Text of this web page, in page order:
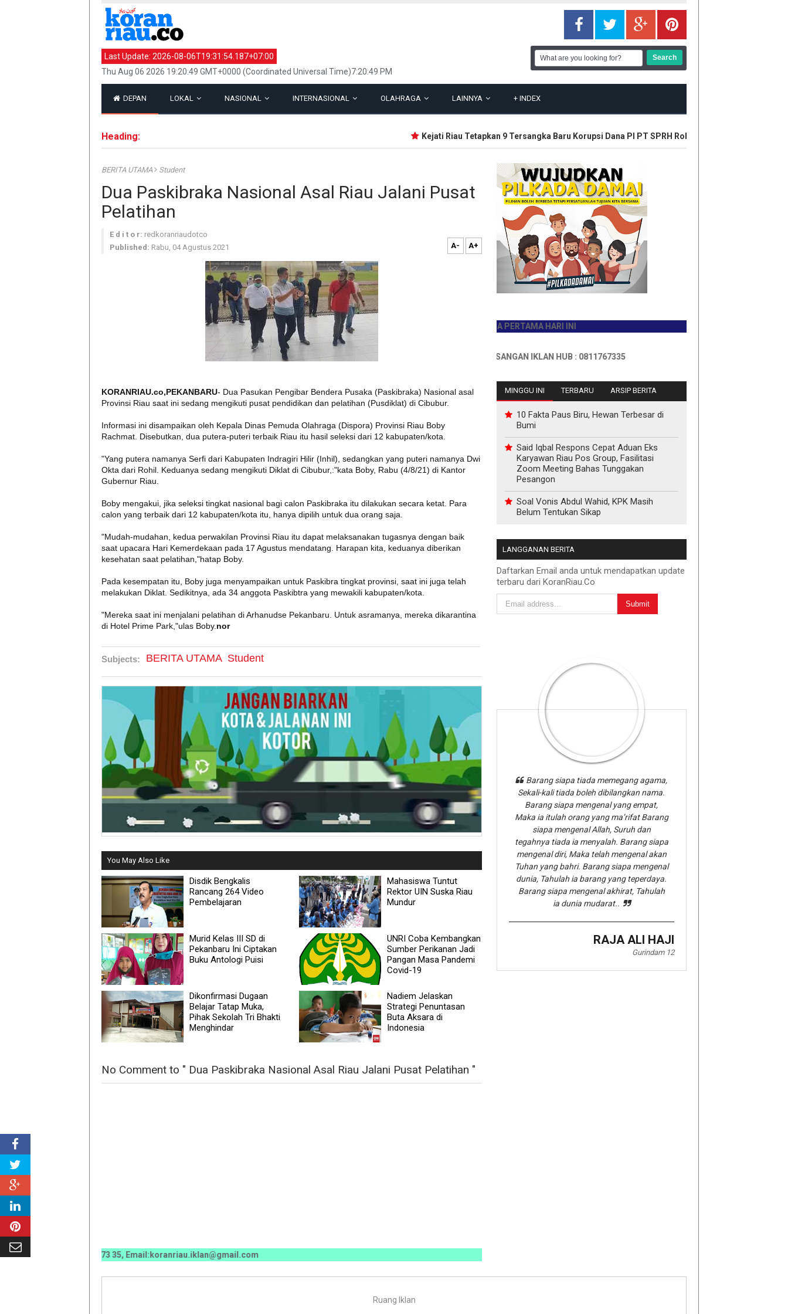
Last Update: 2026-08-06T19:31:54.187+07:00
Thu Aug 06 2026 19:20:49 GMT+0000 (Coordinated Universal Time)7:20:49 PM
DEPAN LOKAL NASIONAL INTERNASIONAL OLAHRAGA LAINNYA + INDEX
Heading: Kejati Riau Tetapkan 9 Tersangka Baru Korupsi Dana PI PT SPRH Rohil
BERITA UTAMA Student
Dua Paskibraka Nasional Asal Riau Jalani Pusat
Pelatihan
E d i t o r: redkoranriaudotco
Published: Rabu, 04 Agustus 2021 A- A+
KORANRIAU.co,PEKANBARU- Dua Pasukan Pengibar Bendera Pusaka (Paskibraka) Nasional asal
Provinsi Riau saat ini sedang mengikuti pusat pendidikan dan pelatihan (Pusdiklat) di Cibubur.
Informasi ini disampaikan oleh Kepala Dinas Pemuda Olahraga (Dispora) Provinsi Riau Boby
Rachmat. Disebutkan, dua putera-puteri terbaik Riau itu hasil seleksi dari 12 kabupaten/kota.
"Yang putera namanya Serfi dari Kabupaten Indragiri Hilir (Inhil), sedangkan yang puteri namanya Dwi
Okta dari Rohil. Keduanya sedang mengikuti Diklat di Cibubur,:"kata Boby, Rabu (4/8/21) di Kantor
Gubernur Riau.
Boby mengakui, jika seleksi tingkat nasional bagi calon Paskibraka itu dilakukan secara ketat. Para
calon yang terbaik dari 12 kabupaten/kota itu, hanya dipilih untuk dua orang saja.
"Mudah-mudahan, kedua perwakilan Provinsi Riau itu dapat melaksanakan tugasnya dengan baik
saat upacara Hari Kemerdekaan pada 17 Agustus mendatang. Harapan kita, keduanya diberikan
kesehatan saat pelatihan,"hatap Boby.
Pada kesempatan itu, Boby juga menyampaikan untuk Paskibra tingkat provinsi, saat ini juga telah
melakukan Diklat. Sedikitnya, ada 34 anggota Paskibtra yang mewakili kabupaten/kota.
"Mereka saat ini menjalani pelatihan di Arhanudse Pekanbaru. Untuk asramanya, mereka dikarantina
di Hotel Prime Park,"ulas Boby. nor
Subjects: BERITA UTAMA Student
You May Also Like
Disdik Bengkalis
Rancang 264 Video
Pembelajaran
Mahasiswa Tuntut
Rektor UIN Suska Riau
Mundur
Murid Kelas III SD di
Pekanbaru Ini Ciptakan
Buku Antologi Puisi
UNRI Coba Kembangkan
Sumber Perikanan Jadi
Pangan Masa Pandemi
Covid-19
Dikonfirmasi Dugaan
Belajar Tatap Muka,
Pihak Sekolah Tri Bhakti
Menghindar
Nadiem Jelaskan
Strategi Penuntasan
Buta Aksara di
Indonesia
No Comment to " Dua Paskibraka Nasional Asal Riau Jalani Pusat Pelatihan "
6670 0070 / 0811 7673 35, Email:koranriau.iklan@gmail.com
JADILAH PEMBACA PERTAMA HARI INI
INFO PEMASANGAN IKLAN HUB : 0811767335
MINGGU INI TERBARU ARSIP BERITA
10 Fakta Paus Biru, Hewan Terbesar di
Bumi
Said Iqbal Respons Cepat Aduan Eks
Karyawan Riau Pos Group, Fasilitasi
Zoom Meeting Bahas Tunggakan
Pesangon
Soal Vonis Abdul Wahid, KPK Masih
Belum Tentukan Sikap
LANGGANAN BERITA
Daftarkan Email anda untuk mendapatkan update
terbaru dari KoranRiau.Co
Barang siapa tiada memegang agama,
Sekali-kali tiada boleh dibilangkan nama.
Barang siapa mengenal yang empat,
Maka ia itulah orang yang ma’rifat Barang
siapa mengenal Allah, Suruh dan
tegahnya tiada ia menyalah. Barang siapa
mengenal diri, Maka telah mengenal akan
Tuhan yang bahri. Barang siapa mengenal
dunia, Tahulah ia barang yang teperdaya.
Barang siapa mengenal akhirat, Tahulah
ia dunia mudarat..
RAJA ALI HAJI
Gurindam 12
Ruang Iklan